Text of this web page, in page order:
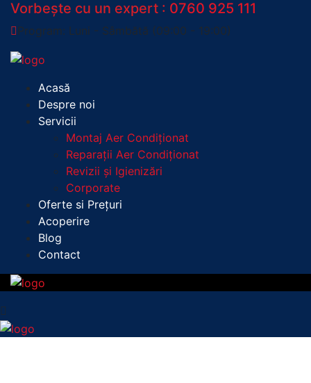
Vorbește cu un expert : 0760 925 111
Program: Luni - Sâmbătă (09:00 - 19:00)
Acasă
Despre noi
Servicii
Montaj Aer Condiționat
Reparații Aer Condiționat
Revizii și Igienizări
Corporate
Oferte si Prețuri
Acoperire
Blog
Contact